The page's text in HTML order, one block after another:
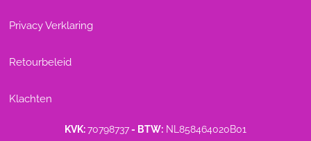
Privacy Verklaring
Retourbeleid
Klachten
KVK:70798737- BTW: NL858464020B01